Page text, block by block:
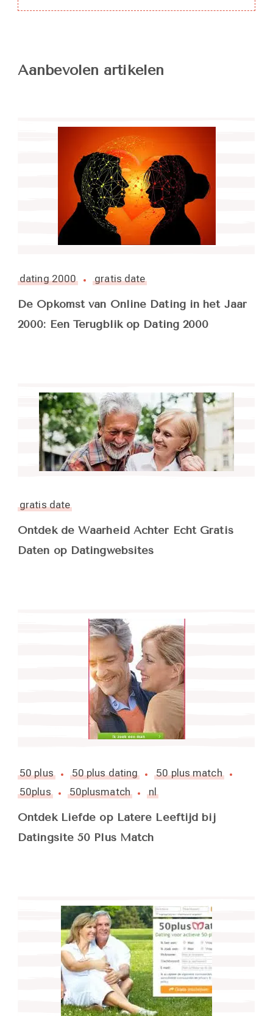
Aanbevolen artikelen
dating 2000 gratis date
De Opkomst van Online Dating in het Jaar
2000: Een Terugblik op Dating 2000
gratis date
Ontdek de Waarheid Achter Echt Gratis
Daten op Datingwebsites
50 plus 50 plus dating
50 plus match
50plus
50plusmatch nl
Ontdek Liefde op Latere Leeftijd bij
Datingsite 50 Plus Match